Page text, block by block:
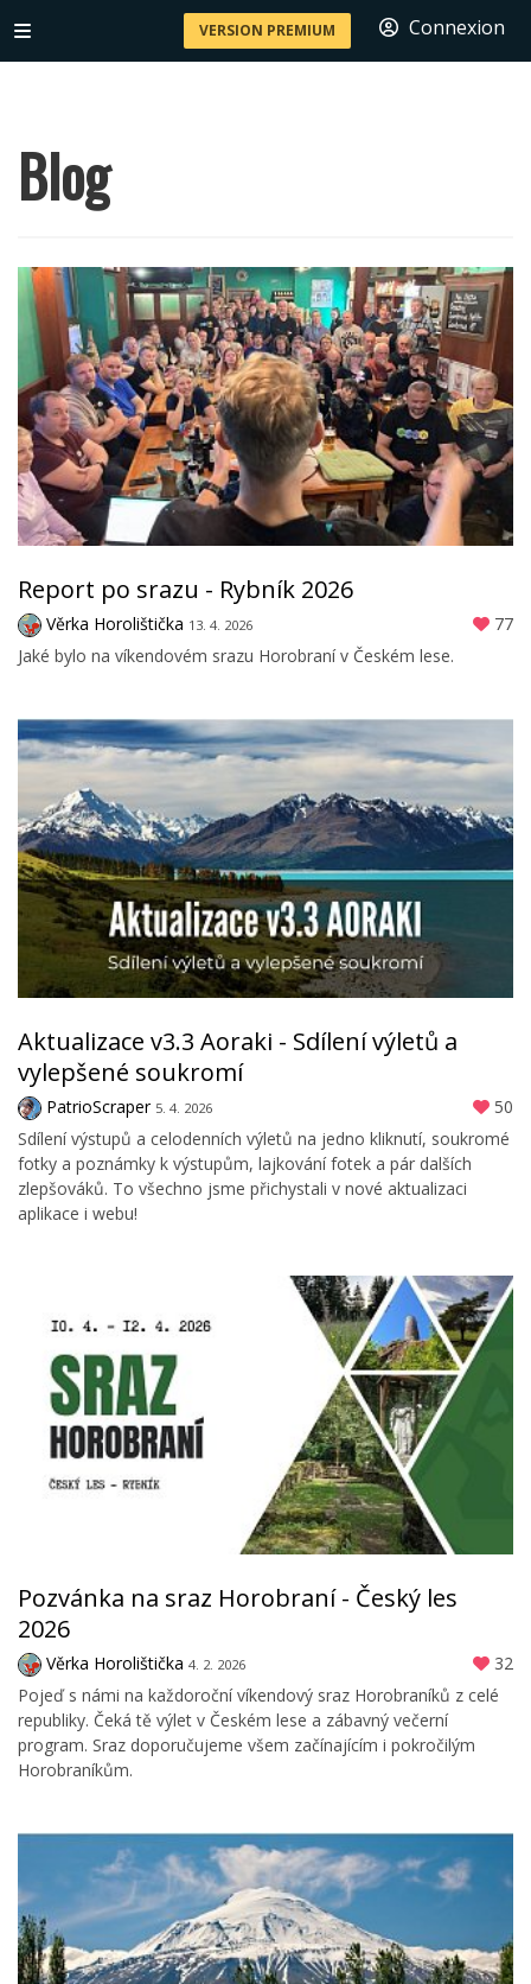
VERSION PREMIUM Connexion
Blog
Report po srazu - Rybník 2026
Věrka Horolištička 13. 4. 2026
77
Jaké bylo na víkendovém srazu Horobraní v Českém lese.
Aktualizace v3.3 Aoraki - Sdílení výletů a
vylepšené soukromí
PatrioScraper 5. 4. 2026
50
Sdílení výstupů a celodenních výletů na jedno kliknutí, soukromé
fotky a poznámky k výstupům, lajkování fotek a pár dalších
zlepšováků. To všechno jsme přichystali v nové aktualizaci
aplikace i webu!
Pozvánka na sraz Horobraní - Český les
2026
Věrka Horolištička 4. 2. 2026
32
Pojeď s námi na každoroční víkendový sraz Horobraníků z celé
republiky. Čeká tě výlet v Českém lese a zábavný večerní
program. Sraz doporučujeme všem začínajícím i pokročilým
Horobraníkům.